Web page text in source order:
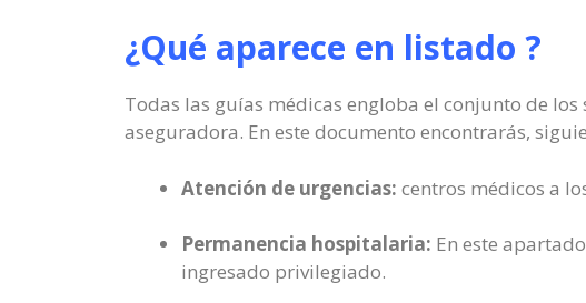
¿Qué aparece en listado ?
Todas las guías médicas engloba el conjunto de
aseguradora. En este documento encontrarás,
Atención de urgencias: centros médicos a
Permanencia hospitalaria: En este
ingresado privilegiado.